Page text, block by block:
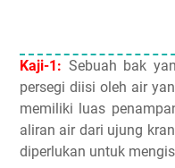
Kaji-1: Sebuah bak
persegi diisi oleh air
memiliki luas
aliran air dari ujung
diperlukan untuk